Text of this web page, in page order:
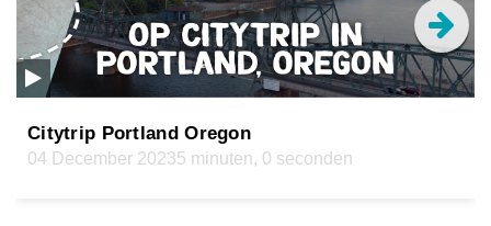
Citytrip Portland Oregon
04 December 20235 minuten, 0 seconden